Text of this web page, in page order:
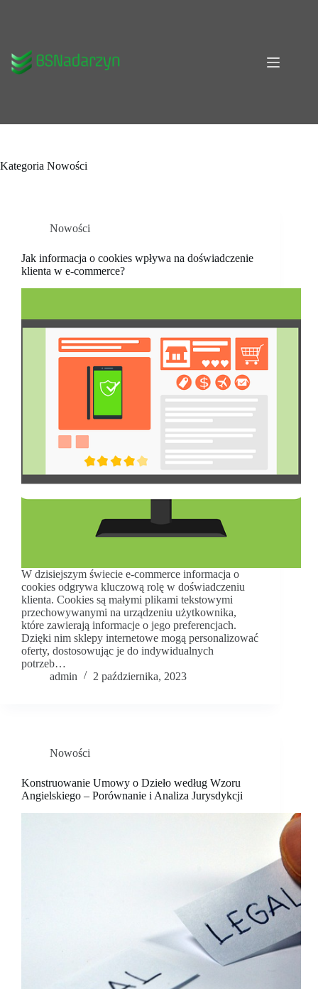
Kategoria Nowości
Nowości
Jak informacja o cookies wpływa na doświadczenie
klienta w e-commerce?
W dzisiejszym świecie e-commerce informacja o
cookies odgrywa kluczową rolę w doświadczeniu
klienta. Cookies są małymi plikami tekstowymi
przechowywanymi na urządzeniu użytkownika,
które zawierają informacje o jego preferencjach.
Dzięki nim sklepy internetowe mogą personalizować
oferty, dostosowując je do indywidualnych
potrzeb…
admin
2 października, 2023
Nowości
Konstruowanie Umowy o Dzieło według Wzoru
Angielskiego – Porównanie i Analiza Jurysdykcji